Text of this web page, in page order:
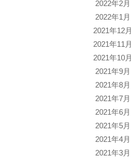
2022年2月
2022年1月
2021年12月
2021年11月
2021年10月
2021年9月
2021年8月
2021年7月
2021年6月
2021年5月
2021年4月
2021年3月